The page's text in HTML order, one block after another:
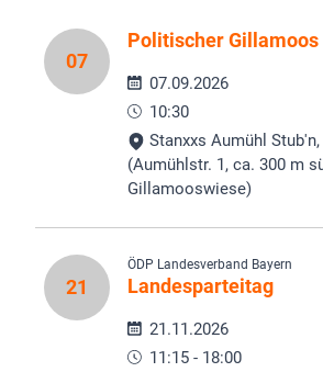
07
Politischer
07.09.2026
10:30
Stanxxs Aumühl
(Aumühlstr. 1, ca. 300 m
Gillamooswiese)
21
ÖDP Landesverband Bayern
Landesparteitag
21.11.2026
11:15 - 18:00